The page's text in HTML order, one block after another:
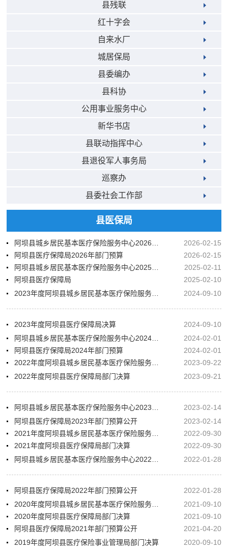
县残联
红十字会
自来水厂
城居保局
县委编办
县科协
公用事业服务中心
新华书店
县联动指挥中心
县退役军人事务局
巡察办
县委社会工作部
县医保局
2026-02-15
阿坝县医疗保障局2026年部门预算
2026-02-15
2025-02-11
阿坝县医疗保障局
2025-02-10
2024-09-10
2023年度阿坝县医疗保障局决算
2024-09-10
2024-02-01
阿坝县医疗保障局2024年部门预算
2024-02-01
2023-09-22
2022年度阿坝县医疗保障局部门决算
2023-09-21
2023-02-14
阿坝县医疗保障局2023年部门预算公开
2023-02-14
2022-09-30
2021年度阿坝县医疗保障局部门决算
2022-09-30
2022-01-28
阿坝县医疗保障局2022年部门预算公开
2022-01-28
2021-09-10
2020年度阿坝县医疗保障局部门决算
2021-09-10
阿坝县医疗保障局2021年部门预算公开
2021-04-20
2019年度阿坝县医疗保险事业管理局部门决算
2020-09-10